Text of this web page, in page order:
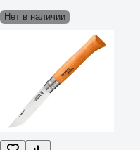
Нет в наличии